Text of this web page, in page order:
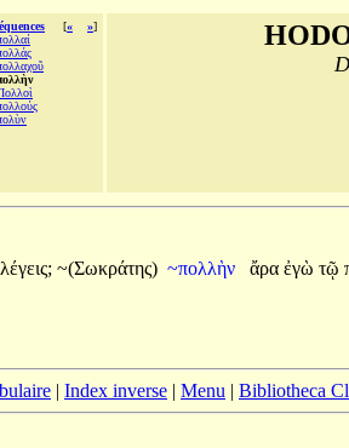
[« »]
λέγεις; ~(Σωκράτης) ~πολλὴν ἄρα ἐγὼ τῷ
| Index inverse | Menu | Bibliotheca